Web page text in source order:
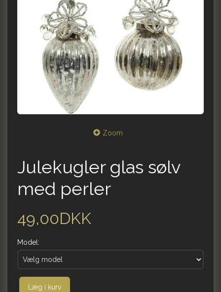
Zoom
Julekugler glas sølv
med perler
49,00DKK
Model:
Læg i kurv